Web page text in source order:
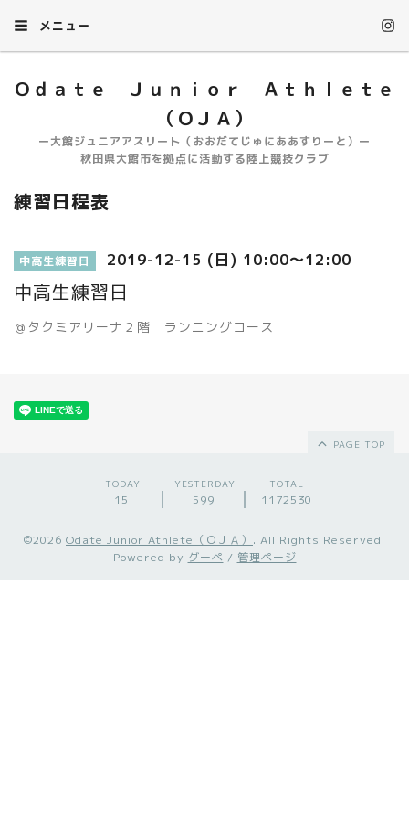
メニュー
Ｏｄａｔｅ Ｊｕｎｉｏｒ Ａｔｈｌｅｔｅ
（ＯＪＡ）
ー大館ジュニアアスリート（おおだてじゅにああすりーと）ー
秋田県大館市を拠点に活動する陸上競技クラブ
練習日程表
中高生練習日 2019-12-15 (日) 10:00～12:00
中高生練習日
＠タクミアリーナ２階 ランニングコース
PAGE TOP
TODAY
15
YESTERDAY
599
TOTAL
1172530
©2026 Odate Junior Athlete（ＯＪＡ） . All Rights Reserved.
Powered by グーペ / 管理ページ